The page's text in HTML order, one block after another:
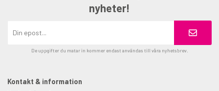
nyheter!
De uppgifter du matar in kommer endast användas till våra nyhetsbrev.
Kontakt & information